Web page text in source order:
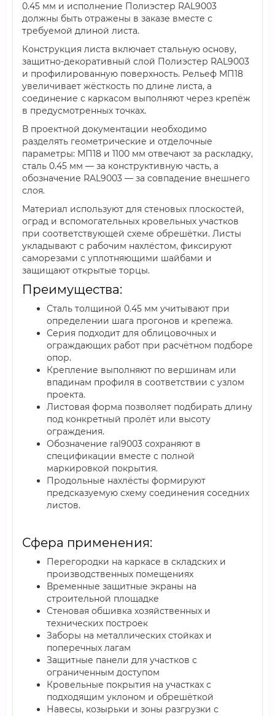
0.45 мм и исполнение Полиэстер RAL9003
должны быть отражены в заказе вместе с
требуемой длиной листа.
Конструкция листа включает стальную основу,
защитно-декоративный слой Полиэстер RAL9003
и профилированную поверхность. Рельеф МП18
увеличивает жёсткость по длине листа, а
соединение с каркасом выполняют через крепёж
в предусмотренных точках.
В проектной документации необходимо
разделять геометрические и отделочные
параметры: МП18 и 1100 мм отвечают за раскладку,
сталь 0.45 мм — за конструктивную часть, а
обозначение RAL9003 — за совпадение внешнего
слоя.
Материал используют для стеновых плоскостей,
оград и вспомогательных кровельных участков
при соответствующей схеме обрешётки. Листы
укладывают с рабочим нахлёстом, фиксируют
саморезами с уплотняющими шайбами и
защищают открытые торцы.
Преимущества:
Сталь толщиной 0.45 мм учитывают при
определении шага прогонов и крепежа.
Серия подходит для облицовочных и
ограждающих работ при расчётном подборе
опор.
Крепление выполняют по вершинам или
впадинам профиля в соответствии с узлом
проекта.
Листовая форма позволяет подбирать длину
под конкретный пролёт или высоту
ограждения.
Обозначение ral9003 сохраняют в
спецификации вместе с полной
маркировкой покрытия.
Продольные нахлёсты формируют
предсказуемую схему соединения соседних
листов.
Сфера применения:
Перегородки на каркасе в складских и
производственных помещениях
Временные защитные экраны на
строительной площадке
Стеновая обшивка хозяйственных и
технических построек
Заборы на металлических стойках и
поперечных лагам
Защитные панели для участков с
ограниченным доступом
Кровельные покрытия на участках с
подходящим уклоном и обрешёткой
Навесы, козырьки и зоны разгрузки с